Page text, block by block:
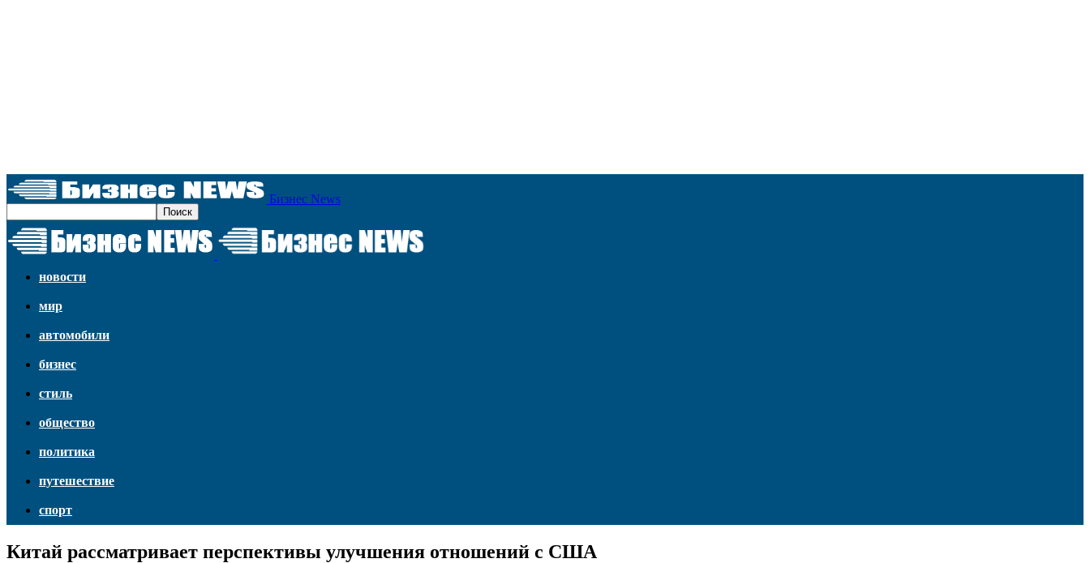
Бизнес News
новости
мир
автомобили
бизнес
стиль
общество
политика
путешествие
спорт
Китай рассматривает перспективы улучшения отношений с США